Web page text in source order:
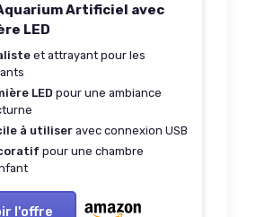
Artificiel avec
LED
et attrayant pour les
LED pour une ambiance
à utiliseravec connexion USB
pour une chambre
l'offre